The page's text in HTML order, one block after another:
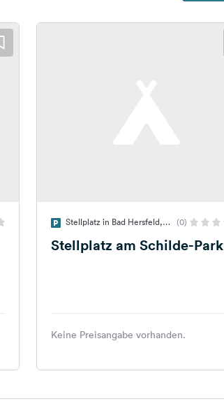
(0)
Stellplatz am Schilde-Park
Keine Preisangabe vorhanden.